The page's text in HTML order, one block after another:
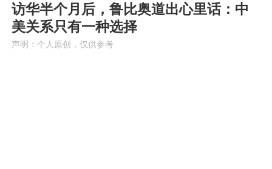
访华半个月后，鲁比奥道出心里话：中
美关系只有一种选择
声明：个人原创，仅供参考